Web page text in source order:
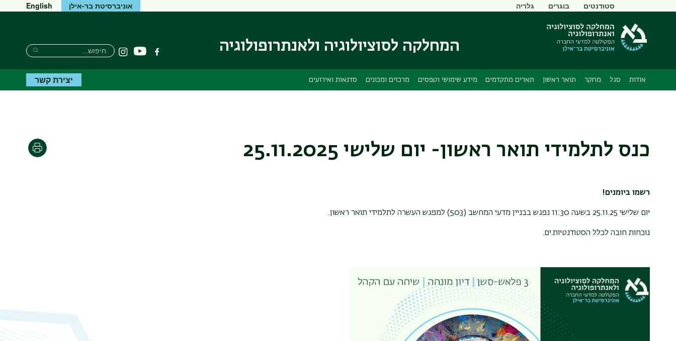
ראשי
תפריט
משני
סטודנטים בוגרים גלריה אוניברסיטת בר-אילן English
המחלקה לסוציולוגיה ולאנתרופולוגיה פייסבוקיוטיוב Instagram
חיפוש
Search
Search
אודות סגל מחקר תואר ראשון תארים מתקדמים מידע שימושי וטפסים מרכזים ומכונים סדנאות ואירועים יצירת קשר
כנס לתלמידי תואר ראשון- יום שלישי 25.11.2025 Print
רשמו ביומנים!
יום שלישי 25.11.25 בשעה 11:30 נפגש בבניין מדעי המחשב (503) למפגש העשרה לתלמידי תואר ראשון.
נוכחות חובה לכלל הסטודנטיות.ים.